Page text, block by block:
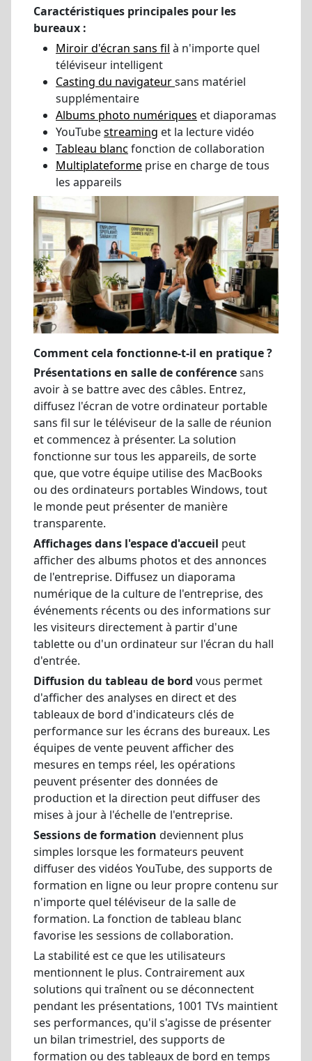
Caractéristiques principales pour les
bureaux :
Miroir d'écran sans fil à n'importe quel
téléviseur intelligent
Casting du navigateursans matériel
supplémentaire
Albums photo numériques et diaporamas
YouTubestreaming et la lecture vidéo
Tableau blanc fonction de collaboration
Multiplateforme prise en charge de tous
les appareils
Comment cela fonctionne-t-il en pratique ?
Présentations en salle de conférencesans
avoir à se battre avec des câbles. Entrez,
diffusez l'écran de votre ordinateur portable
sans fil sur le téléviseur de la salle de réunion
et commencez à présenter. La solution
fonctionne sur tous les appareils, de sorte
que, que votre équipe utilise des MacBooks
ou des ordinateurs portables Windows, tout
le monde peut présenter de manière
transparente.
Affichages dans l'espace d'accueil peut
afficher des albums photos et des annonces
de l'entreprise. Diffusez un diaporama
numérique de la culture de l'entreprise, des
événements récents ou des informations sur
les visiteurs directement à partir d'une
tablette ou d'un ordinateur sur l'écran du hall
d'entrée.
Diffusion du tableau de bord vous permet
d'afficher des analyses en direct et des
tableaux de bord d'indicateurs clés de
performance sur les écrans des bureaux. Les
équipes de vente peuvent afficher des
mesures en temps réel, les opérations
peuvent présenter des données de
production et la direction peut diffuser des
mises à jour à l'échelle de l'entreprise.
Sessions de formation deviennent plus
simples lorsque les formateurs peuvent
diffuser des vidéos YouTube, des supports de
formation en ligne ou leur propre contenu sur
n'importe quel téléviseur de la salle de
formation. La fonction de tableau blanc
favorise les sessions de collaboration.
La stabilité est ce que les utilisateurs
mentionnent le plus. Contrairement aux
solutions qui traînent ou se déconnectent
pendant les présentations, 1001 TVs maintient
ses performances, qu'il s'agisse de présenter
un bilan trimestriel, des supports de
formation ou des tableaux de bord en temps